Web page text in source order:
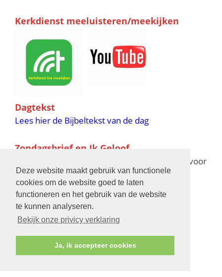
Deze website maakt gebruik van functionele
cookies om de website goed te laten
functioneren en het gebruik van de website
te kunnen analyseren.
Bekijk onze privicy verklaring
Ja, ik accepteer cookies
Kerkdienst meeluisteren/meekijken
Dagtekst
Lees hier de Bijbeltekst van de dag
Zondagsbrief en Ik Geloof
voor
de verschijningsdata in 2025 en 2026
Bijbelschool